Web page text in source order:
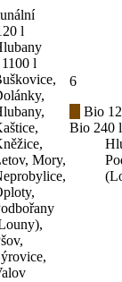
l
l
Mory,
6
Bio
Bio 240 l